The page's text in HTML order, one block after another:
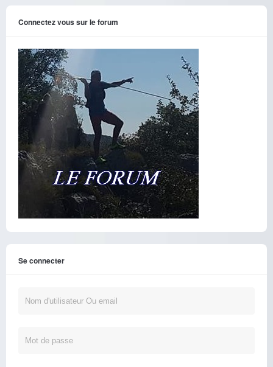
Connectez vous sur le forum
Se connecter